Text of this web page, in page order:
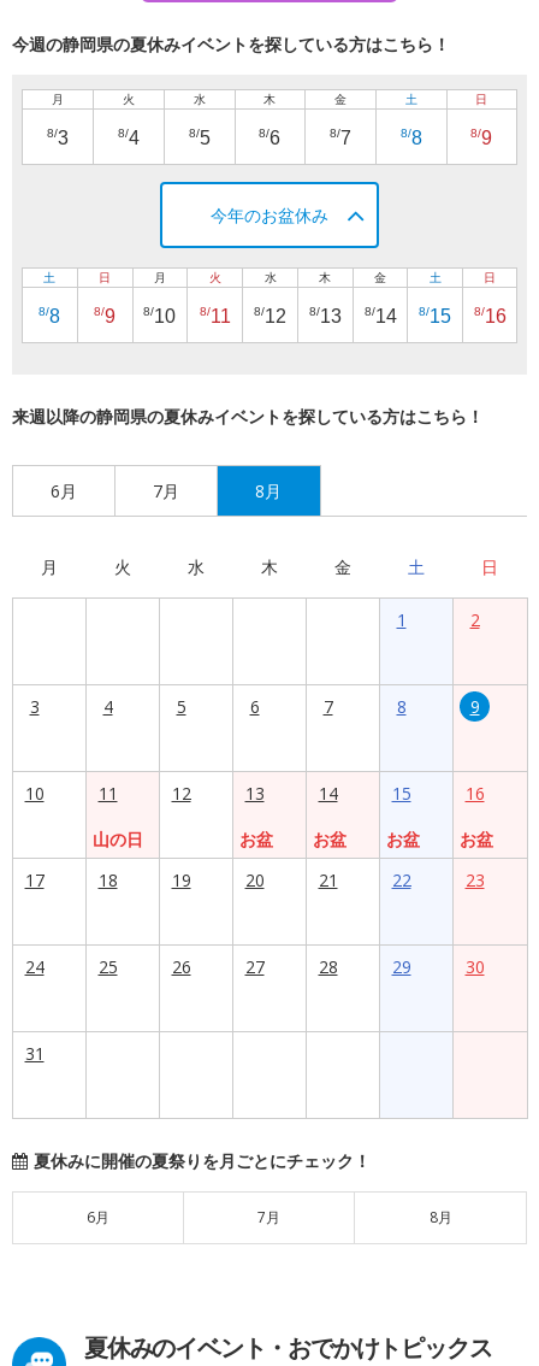
今週の静岡県の夏休みイベントを探している方はこちら！
月
8/3
火
8/4
水
8/5
木
8/6
金
8/7
土
8/8
日
8/9
今年のお盆休み
土
8/8
日
8/9
月
8/10
火
8/11
水
8/12
木
8/13
金
8/14
土
8/15
日
8/16
来週以降の静岡県の夏休みイベントを探している方はこちら！
6月 7月 8月
月 火 水 木 金 土 日
1 2
3 4 5 6 7 8 9
10
11
山の日
12
13
お盆
14
お盆
15
お盆
16
お盆
17
18 19 20 21 22 23
24 25 26 27 28 29 30
31
夏休みに開催の夏祭りを月ごとにチェック！
6月 7月 8月
夏休みのイベント・おでかけトピックス